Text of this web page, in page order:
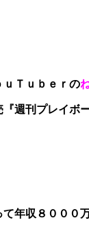
Ｔｕｂｅｒの
週刊プレイボ
収８０００